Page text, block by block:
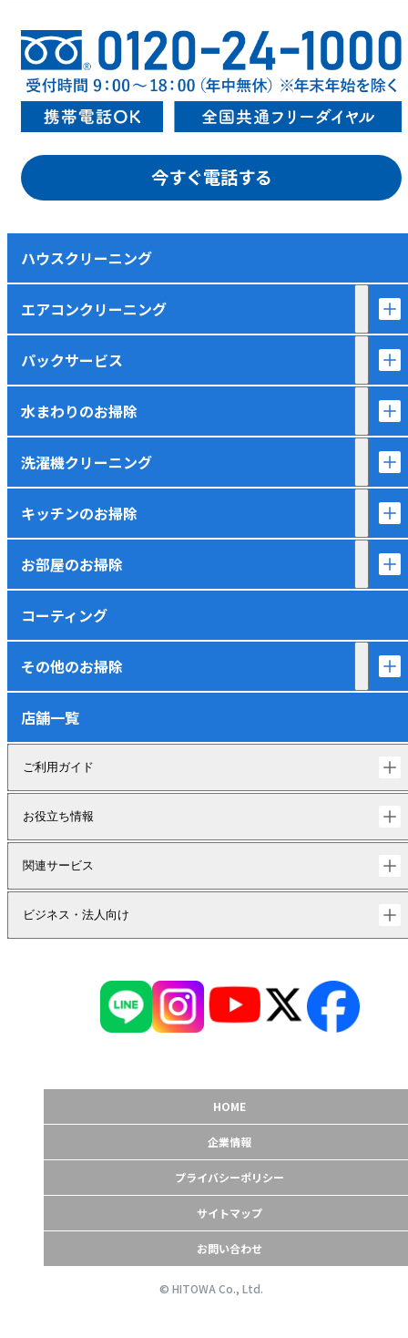
今すぐ電話する
ハウスクリーニング
エアコンクリーニング
パックサービス
水まわりのお掃除
洗濯機クリーニング
キッチンのお掃除
お部屋のお掃除
コーティング
その他のお掃除
店舗一覧
ご利用ガイド
お役立ち情報
関連サービス
ビジネス・法人向け
HOME
企業情報
プライバシーポリシー
サイトマップ
お問い合わせ
© HITOWA Co., Ltd.